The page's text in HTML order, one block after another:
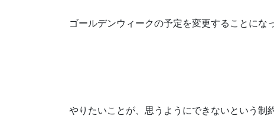
ゴールデンウィークの予定を変更することにな
やりたいことが、思うようにできないという制